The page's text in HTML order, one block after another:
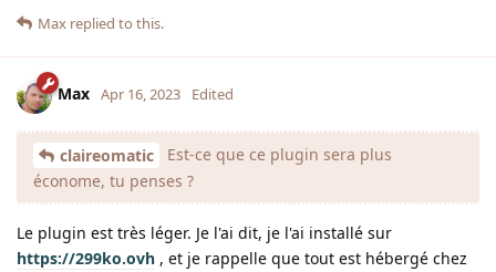
Max replied to this.
Max Apr 16, 2023 Edited
claireomatic
Est-ce que ce plugin sera plus
économe, tu penses ?
Le plugin est très léger. Je l'ai dit, je l'ai installé sur
https://299ko.ovh , et je rappelle que tout est hébergé chez